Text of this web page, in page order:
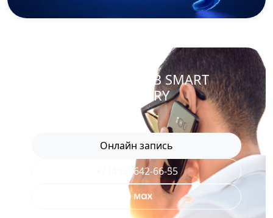
ЗАПИСАТЬСЯ В SMART
RECOVERY
Онлайн запись
+7 (495) 642-66-55